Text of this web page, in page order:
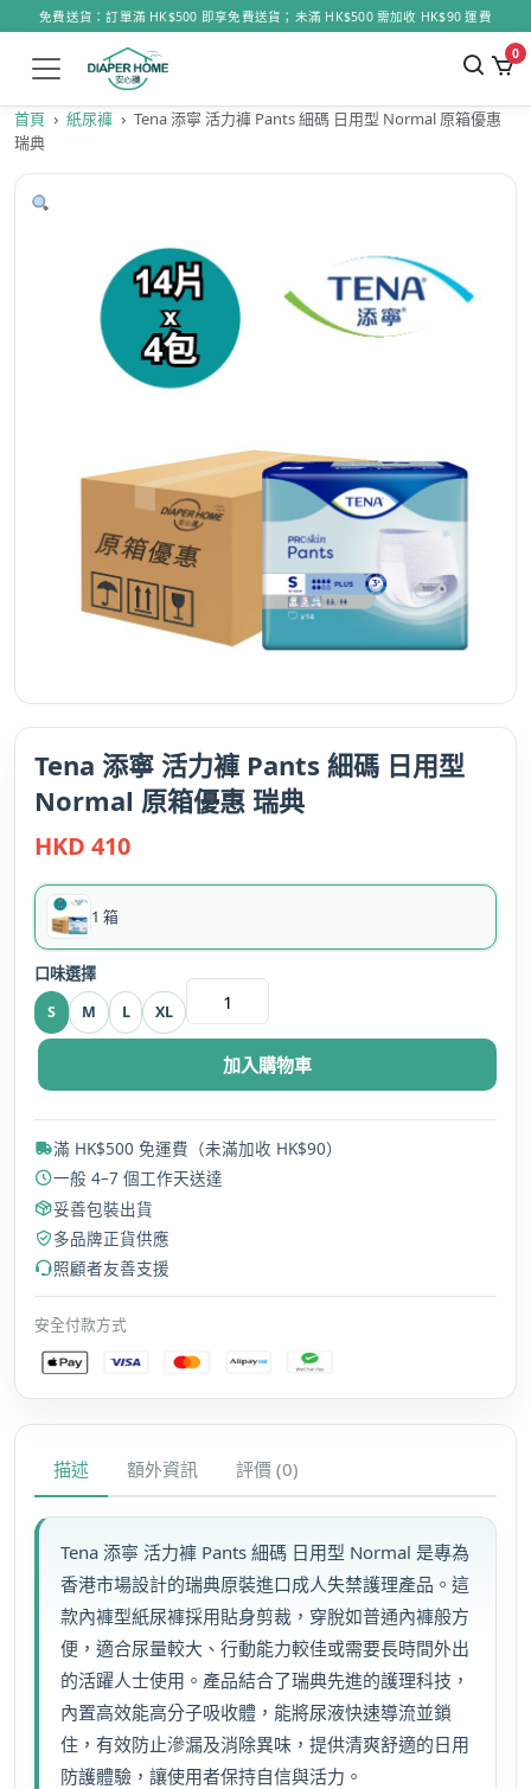
免費送貨：訂單滿 HK$500 即享免費送貨；未滿 HK$500 需加收 HK$90 運費
0
首頁 紙尿褲
Tena 添寧 活力褲 Pants 細碼 日用型 Normal 原箱優惠
瑞典
Tena 添寧 活力褲 Pants 細碼 日用型
Normal 原箱優惠 瑞典
HKD 410
1 箱
口味選擇
S M L XL
添
Pants
細
型
原
優
瑞
典
量
加入購物車
滿 HK$500 免運費（未滿加收 HK$90）
一般 4–7 個工作天送達
妥善包裝出貨
多品牌正貨供應
照顧者友善支援
安全付款方式
描述 額外資訊 評價 (0)
Tena 添寧 活力褲 Pants 細碼 日用型 Normal 是專為
香港市場設計的瑞典原裝進口成人失禁護理產品。這
款內褲型紙尿褲採用貼身剪裁，穿脫如普通內褲般方
便，適合尿量較大、行動能力較佳或需要長時間外出
的活躍人士使用。產品結合了瑞典先進的護理科技，
內置高效能高分子吸收體，能將尿液快速導流並鎖
住，有效防止滲漏及消除異味，提供清爽舒適的日用
防護體驗，讓使用者保持自信與活力。